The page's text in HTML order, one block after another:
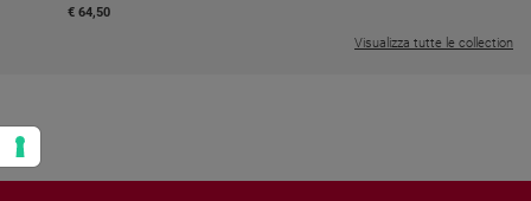
€ 64,50
Visualizza tutte le collection